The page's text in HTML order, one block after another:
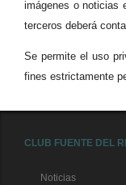
imágenes o noticias
terceros deberá
Se permite el uso
fines estrictamente
CLUB FUENTE DEL
Noticias